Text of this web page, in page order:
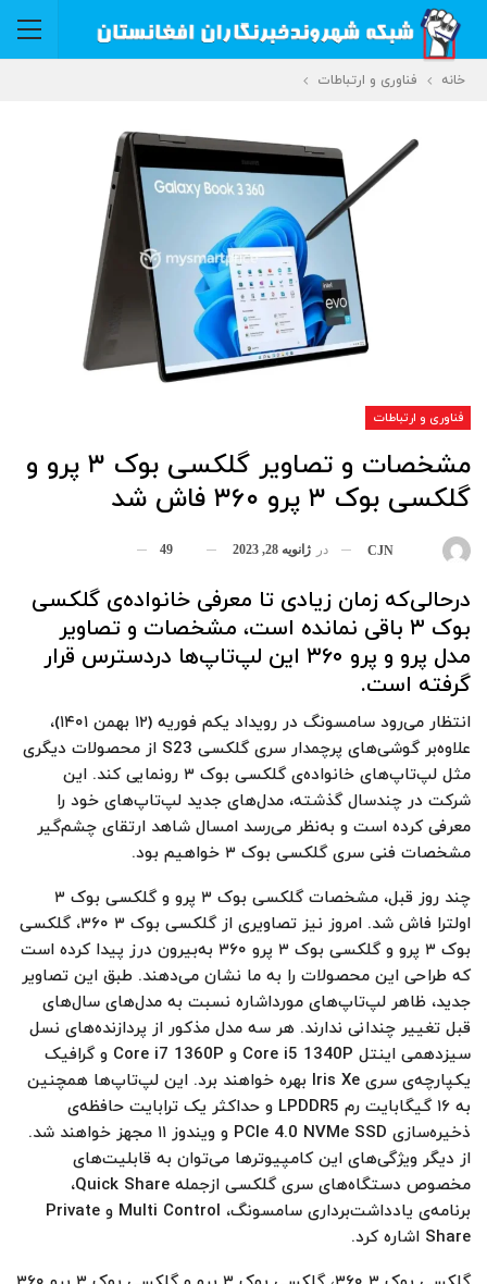
خانه فناوری و ارتباطات
فناوری و ارتباطات
مشخصات و تصاویر گلکسی بوک ۳ پرو و
گلکسی بوک ۳ پرو ۳۶۰ فاش شد
CJN در ژانویه 28, 2023 49
درحالی‌که زمان زیادی تا معرفی خانواده‌ی گلکسی
بوک ۳ باقی نمانده‌ است، مشخصات و تصاویر
مدل پرو و پرو ۳۶۰ این لپ‌تاپ‌ها دردسترس قرار
گرفته است.
انتظار می‌رود سامسونگ در رویداد یکم فوریه (۱۲ بهمن ۱۴۰۱)،
علاوه‌بر گوشی‌های پرچمدار سری گلکسی S23 از محصولات دیگری
مثل لپ‌تاپ‌های خانواده‌ی گلکسی بوک ۳ رونمایی کند. این
شرکت در چندسال گذشته، مدل‌های جدید لپ‌تاپ‌های خود را
معرفی کرده است و به‌نظر می‌رسد امسال شاهد ارتقای چشم‌گیر
مشخصات فنی سری گلکسی بوک ۳ خواهیم بود.
چند روز قبل، مشخصات گلکسی بوک ۳ پرو و گلکسی بوک ۳
اولترا فاش شد. امروز نیز تصاویری از گلکسی بوک ۳ ۳۶۰، گلکسی
بوک ۳ پرو و گلکسی بوک ۳ پرو ۳۶۰ به‌بیرون درز پیدا کرده است
که طراحی این محصولات را به ما نشان می‌دهند. طبق این تصاویر
جدید، ظاهر لپ‌تاپ‌های مورداشاره نسبت به مدل‌های سال‌های
قبل تغییر چندانی ندارند. هر سه مدل مذکور از پردازنده‌های نسل
سیزدهمی اینتل Core i5 1340P و Core i7 1360P و گرافیک
یکپارچه‌ی سری Iris Xe بهره خواهند برد. این لپ‌تاپ‌ها همچنین
به ۱۶ گیگابایت رم LPDDR5 و حداکثر یک ترابایت حافظه‌ی
ذخیره‌سازی PCIe 4.0 NVMe SSD و ویندوز ۱۱ مجهز خواهند شد.
از دیگر ویژگی‌های این کامپیوترها می‌توان به قابلیت‌های
مخصوص دستگاه‌های سری گلکسی ازجمله Quick Share،
برنامه‌ی یادداشت‌برداری سامسونگ، Multi Control و Private
Share اشاره کرد.